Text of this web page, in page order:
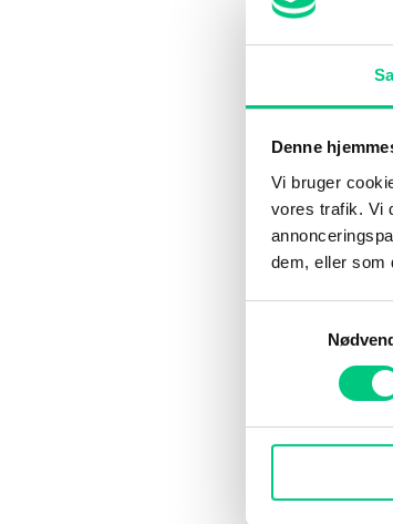
Denne
Vi bruger
vores trafik. Vi
dem, eller som
Fuld
Business
moduler i
løsning.
forskellige
Har